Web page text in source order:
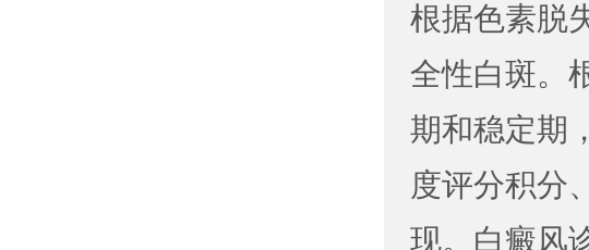
根据色素脱
全性白斑。
期和稳定期
度评分积分
现。白癜风